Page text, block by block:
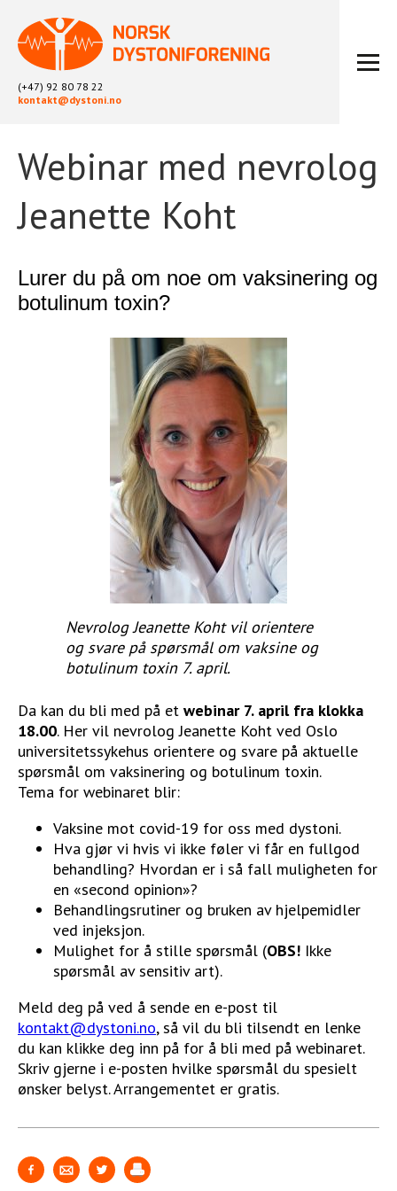
(+47) 92 80 78 22
kontakt@dystoni.no
HJEM
LOKALLAG
BLI MEDLEM
STØTT VÅRT ARBEID
Webinar med nevrolog
Jeanette Koht
Lurer du på om noe om vaksinering og
botulinum toxin?
Nevrolog Jeanette Koht vil orientere
og svare på spørsmål om vaksine og
botulinum toxin 7. april.
Da kan du bli med på et webinar 7. april fra klokka
18.00. Her vil nevrolog Jeanette Koht ved Oslo
universitetssykehus orientere og svare på aktuelle
spørsmål om vaksinering og botulinum toxin.
Tema for webinaret blir:
Vaksine mot covid-19 for oss med dystoni.
Hva gjør vi hvis vi ikke føler vi får en fullgod
behandling? Hvordan er i så fall muligheten for
en «second opinion»?
Behandlingsrutiner og bruken av hjelpemidler
ved injeksjon.
Mulighet for å stille spørsmål (OBS! Ikke
spørsmål av sensitiv art).
Meld deg på ved å sende en e-post til
kontakt@dystoni.no, så vil du bli tilsendt en lenke
du kan klikke deg inn på for å bli med på webinaret.
Skriv gjerne i e-posten hvilke spørsmål du spesielt
ønsker belyst. Arrangementet er gratis.